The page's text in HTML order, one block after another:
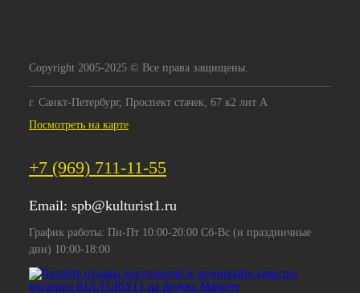
Copyright 2005-2025 © Все права защищены.
г. Санкт-Петербург, Проспект стачек, 67 к2 лит А
Посмотреть на карте
+7 (969) 711-11-55
Email: spb@kulturist1.ru
График работы: Пн-Пт 10:00-20:00 Сб-Вс (и праздничные
дни) 10:00-18:00